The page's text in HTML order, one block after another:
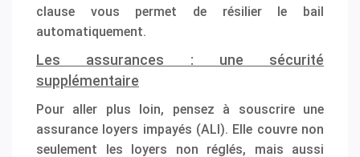
clause vous permet de résilier le bail
automatiquement.
Les assurances : une sécurité
supplémentaire
Pour aller plus loin, pensez à souscrire une
assurance loyers impayés (ALI). Elle couvre non
seulement les loyers non réglés, mais aussi